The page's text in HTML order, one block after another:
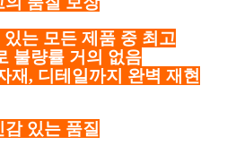
는 모든 제품 중 최고
불량률 거의 없음
재, 디테일까지 완벽 재현
감 있는 품질